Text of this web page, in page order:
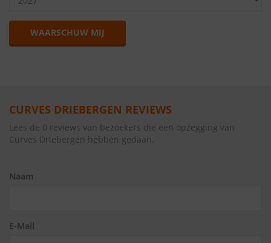
WAARSCHUW MIJ
CURVES DRIEBERGEN REVIEWS
Lees de 0 reviews van bezoekers die een opzegging van
Curves Driebergen hebben gedaan.
Naam
E-Mail